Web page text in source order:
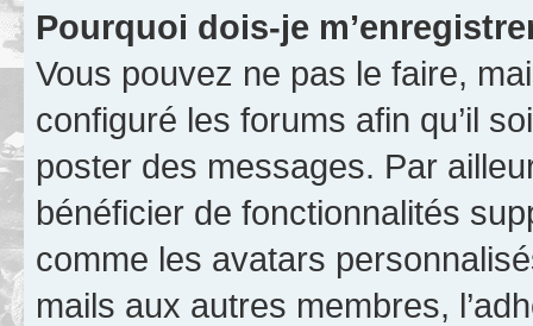
Pourquoi dois-je
Vous pouvez ne pas le faire,
configuré les forums afin qu’il
poster des messages. Par
bénéficier de fonctionnalités
comme les avatars
mails aux autres membres,